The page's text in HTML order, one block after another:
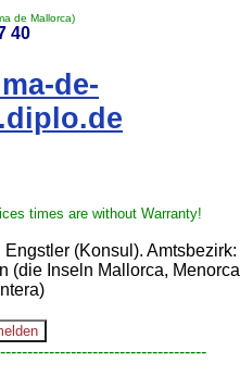
de Mallorca)
40
de-
times are without Warranty!
Engstler (Konsul). Amtsbezirk:
(die Inseln Mallorca,